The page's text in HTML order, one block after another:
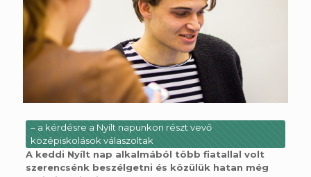
– a kérdésre a Nyílt napunkon részt vevő
középiskolások válaszoltak
A keddi Nyílt nap alkalmából több fiatallal volt
szerencsénk beszélgetni és közülük hatan még